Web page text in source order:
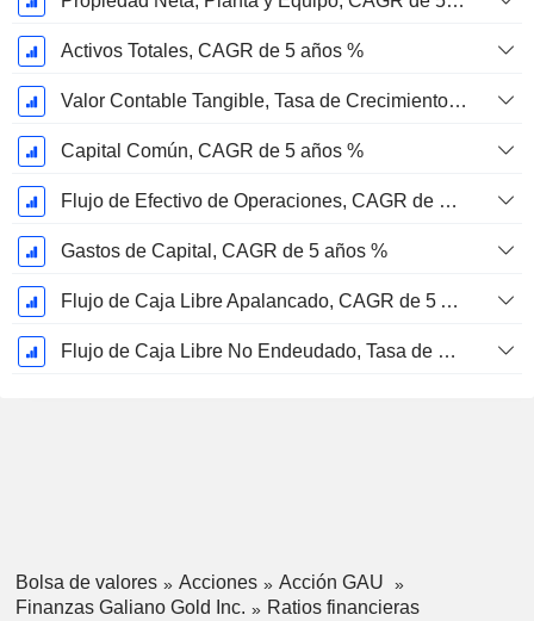
Activos Totales, CAGR de 5 años %
Valor Contable Tangible, Tasa de Crecimiento Anual Compuesta de 5 Años %
Capital Común, CAGR de 5 años %
Flujo de Efectivo de Operaciones, CAGR de 5 Años %
Gastos de Capital, CAGR de 5 años %
Flujo de Caja Libre Apalancado, CAGR de 5 Años %
Flujo de Caja Libre No Endeudado, Tasa de Crecimiento Anual Compuesto de 5 Años %
Bolsa de valores Acciones
Acción GAU
Finanzas Galiano Gold Inc.
Ratios financieras